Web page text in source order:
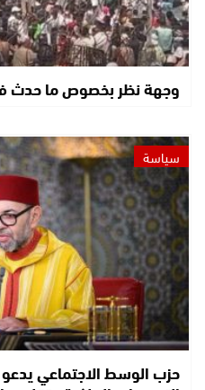
وجهة نظر بخصوص ما حدث
سياسة
حزب الوسط الاجتماعي يدعو